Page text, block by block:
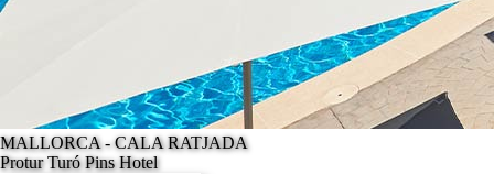
MALLORCA - CALA RATJADA
Protur Turó Pins Hotel